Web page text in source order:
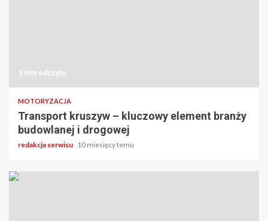
3 min odczytu
MOTORYZACJA
Transport kruszyw – kluczowy element branży
budowlanej i drogowej
redakcja serwisu 10 miesięcy temu